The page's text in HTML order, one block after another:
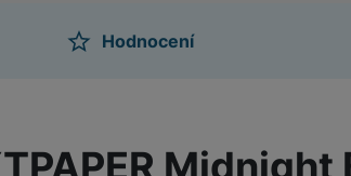
Hodnocení
Midnight